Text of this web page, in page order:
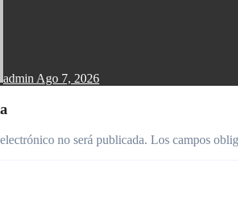
admin Ago 7, 2026
no será publicada. Los campos